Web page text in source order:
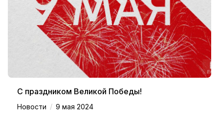
С праздником Великой Победы!
Новости / 9 мая 2024